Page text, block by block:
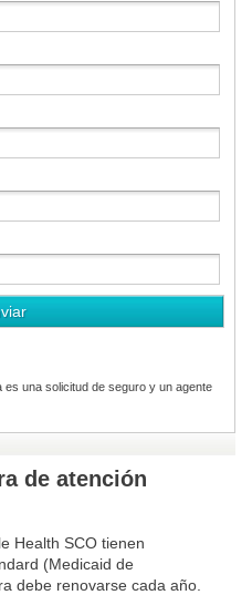
es una solicitud de seguro y un agente
de atención
Health SCO tienen
(Medicaid de
debe renovarse cada año.